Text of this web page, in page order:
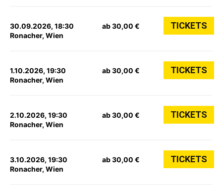
30.09.2026, 18:30
Ronacher, Wien
ab 30,00 € TICKETS
1.10.2026, 19:30
Ronacher, Wien
ab 30,00 € TICKETS
2.10.2026, 19:30
Ronacher, Wien
ab 30,00 € TICKETS
3.10.2026, 19:30
Ronacher, Wien
ab 30,00 € TICKETS